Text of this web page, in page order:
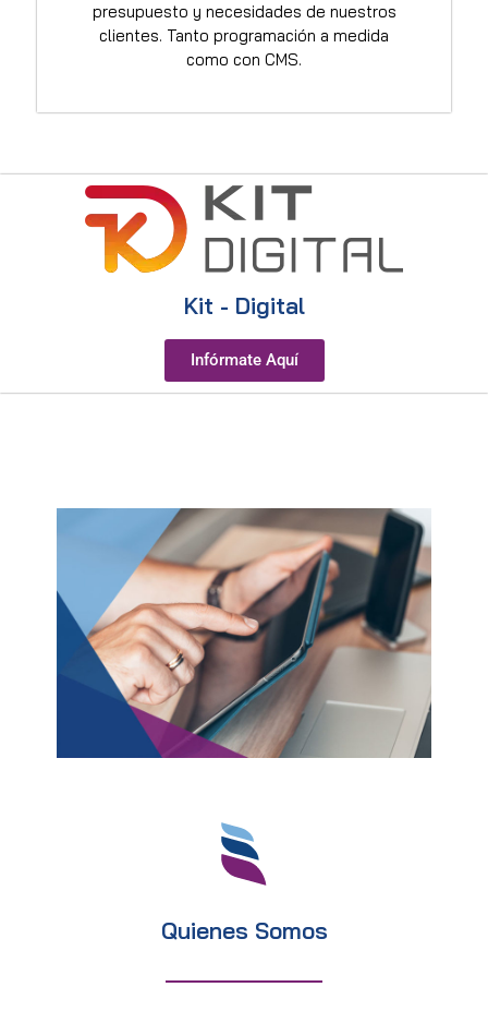
presupuesto y necesidades de nuestros
clientes. Tanto programación a medida
como con CMS.
Kit - Digital
Infórmate Aquí
Quienes Somos